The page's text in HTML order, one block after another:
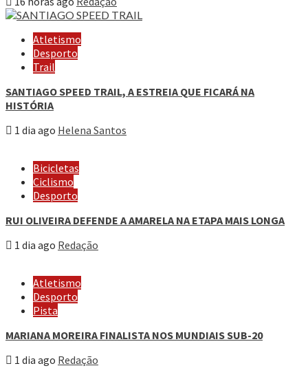
Atletismo
Desporto
Trail
SANTIAGO SPEED TRAIL, A ESTREIA QUE FICARÁ NA
HISTÓRIA
1 dia ago Helena Santos
Bicicletas
Ciclismo
Desporto
RUI OLIVEIRA DEFENDE A AMARELA NA ETAPA MAIS LONGA
1 dia ago Redação
Atletismo
Desporto
Pista
MARIANA MOREIRA FINALISTA NOS MUNDIAIS SUB-20
1 dia ago Redação